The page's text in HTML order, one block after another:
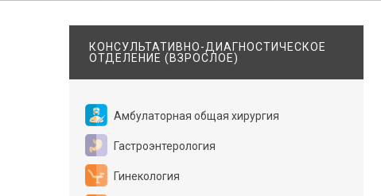
КОНСУЛЬТАТИВНО-ДИАГНОСТИЧЕСКОЕ
ОТДЕЛЕНИЕ (ВЗРОСЛОЕ)
Амбулаторная общая хирургия
Гастроэнтерология
Гинекология